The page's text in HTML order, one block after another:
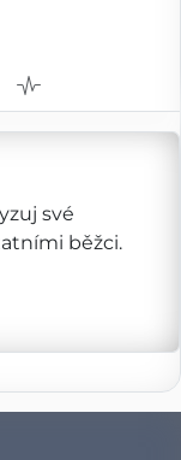
své
běžci.